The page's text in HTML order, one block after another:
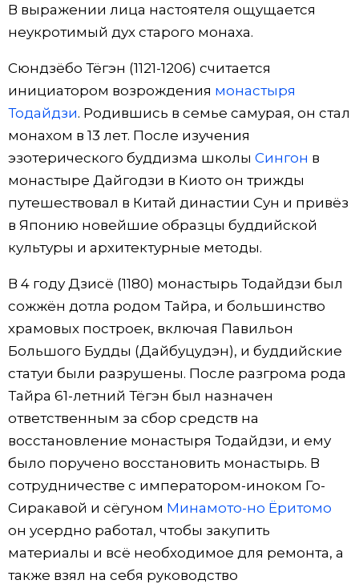
От редакции
В выражении лица настоятеля ощущается
неукротимый дух старого монаха.
Сюндзёбо Тёгэн (1121-1206) считается
инициатором возрождения монастыря
Тодайдзи. Родившись в семье самурая, он стал
монахом в 13 лет. После изучения
эзотерического буддизма школы Сингон в
монастыре Дайгодзи в Киото он трижды
путешествовал в Китай династии Сун и привёз
в Японию новейшие образцы буддийской
культуры и архитектурные методы.
В 4 году Дзисё (1180) монастырь Тодайдзи был
сожжён дотла родом Тайра, и большинство
храмовых построек, включая Павильон
Большого Будды (Дайбуцудэн), и буддийские
статуи были разрушены. После разгрома рода
Тайра 61-летний Тёгэн был назначен
ответственным за сбор средств на
восстановление монастыря Тодайдзи, и ему
было поручено восстановить монастырь. В
сотрудничестве с императором-иноком Го-
Сиракавой и сёгуном Минамото-но Ёритомо
он усердно работал, чтобы закупить
материалы и всё необходимое для ремонта, а
также взял на себя руководство